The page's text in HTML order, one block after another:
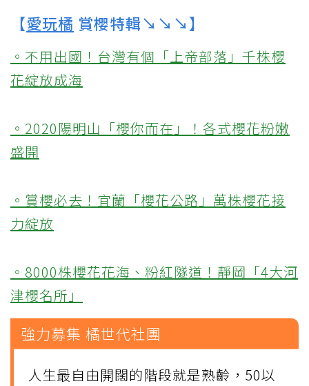
【愛玩橘 賞櫻特輯↘↘↘】
。不用出國！台灣有個「上帝部落」千株櫻
花綻放成海
。2020陽明山「櫻你而在」！各式櫻花粉嫩
盛開
。賞櫻必去！宜蘭「櫻花公路」萬株櫻花接
力綻放
。8000株櫻花花海、粉紅隧道！靜岡「4大河
津櫻名所」
強力募集 橘世代社團
人生最自由開闊的階段就是熟齡，50以